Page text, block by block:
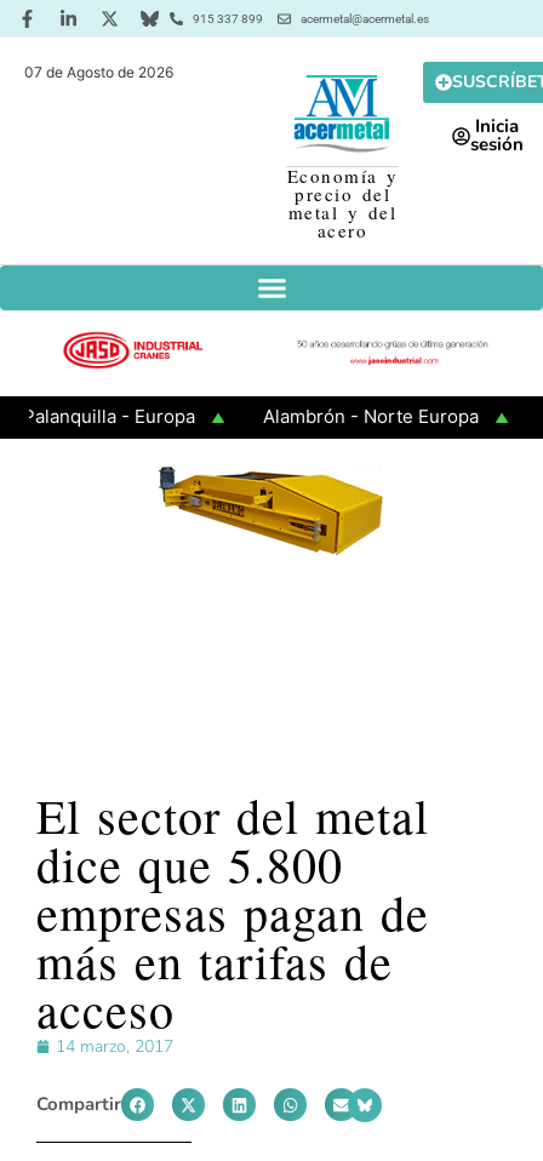
915 337 899 acermetal@acermetal.es
07 de Agosto de 2026
Economía y
precio del
metal y del
acero
Inicia
sesión
- Europa Alambrón - Norte Europa
El sector del metal
dice que 5.800
empresas pagan de
más en tarifas de
acceso
14 marzo, 2017
Compartir